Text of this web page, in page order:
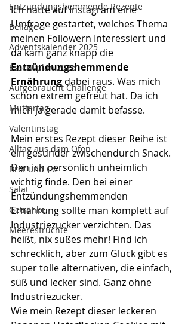
Entzündungshemmende Rezepte
Beilage
Adventskalender 2025
Essensplan 2026
Aufgebraucht Challenge
Muttertag
Valentinstag
Alltag aus dem Ofen
Brot und Co
Salat
Getränke
Meeresfrüchte
Ich hatte auf Instagram eine
Umfrage gestartet, welches Thema
meinen Followern Interessiert und
da kam ganz knapp die
Entzündungshemmende
Ernährung dabei raus. Was mich
schon extrem gefreut hat. Da ich
mich ja gerade damit befasse.
Mein erstes Rezept dieser Reihe ist
ein gesunder zwischendurch Snack.
Den ich persönlich unheimlich
wichtig finde. Den bei einer
Entzündungshemmenden
Ernährung sollte man komplett auf
Industriezucker verzichten. Das
heißt, nix süßes mehr! Find ich
schrecklich, aber zum Glück gibt es
super tolle alternativen, die einfach,
süß und lecker sind. Ganz ohne
Industriezucker.
Wie mein Rezept dieser leckeren